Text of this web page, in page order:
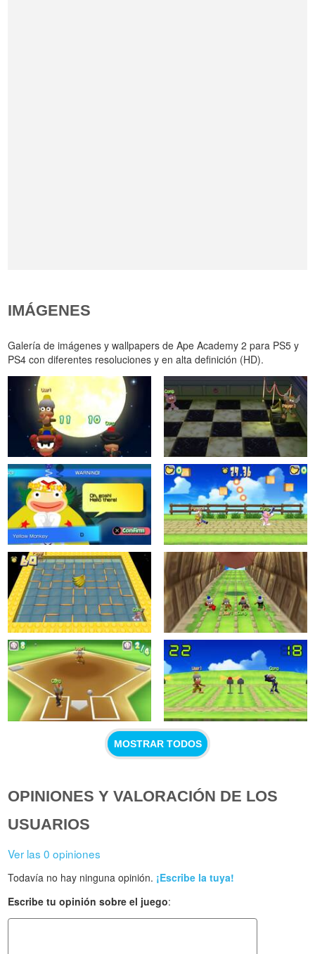
IMÁGENES
Galería de imágenes y wallpapers de Ape Academy 2 para PS5 y
PS4 con diferentes resoluciones y en alta definición (HD).
MOSTRAR TODOS
OPINIONES Y VALORACIÓN DE LOS
USUARIOS
Ver las 0 opiniones
Todavía no hay ninguna opinión. ¡Escribe la tuya!
Escribe tu opinión sobre el juego: